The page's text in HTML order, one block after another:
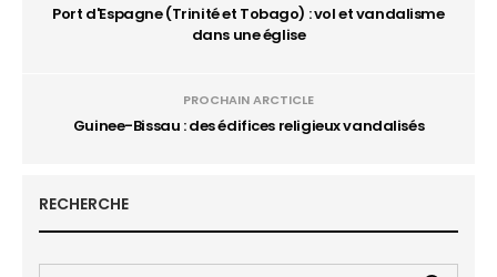
Port d'Espagne (Trinité et Tobago) : vol et vandalisme
dans une église
PROCHAIN ARCTICLE
Guinee-Bissau : des édifices religieux vandalisés
RECHERCHE